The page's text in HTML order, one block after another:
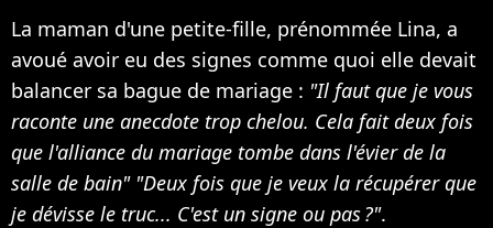
La maman d'une petite-fille, prénommée Lina, a
avoué avoir eu des signes comme quoi elle devait
balancer sa bague de mariage : "Il faut que je vous
raconte une anecdote trop chelou. Cela fait deux fois
que l'alliance du mariage tombe dans l'évier de la
salle de bain" "Deux fois que je veux la récupérer que
je dévisse le truc... C'est un signe ou pas ?".